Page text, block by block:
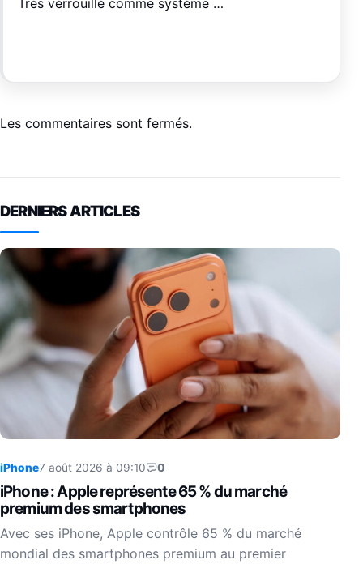
Les commentaires sont fermés.
DERNIERS ARTICLES
iPhone7 août 2026 à 09:10 0
iPhone : Apple représente 65 % du marché
premium des smartphones
Avec ses iPhone, Apple contrôle 65 % du marché
mondial des smartphones premium au premier